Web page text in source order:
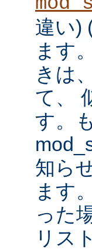
違い)
ます
きは
て、
す。
知ら
ます
った
リス